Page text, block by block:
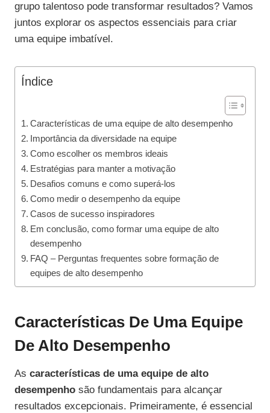
grupo talentoso pode transformar resultados? Vamos
juntos explorar os aspectos essenciais para criar
uma equipe imbatível.
Índice
Características de uma equipe de alto desempenho
Importância da diversidade na equipe
Como escolher os membros ideais
Estratégias para manter a motivação
Desafios comuns e como superá-los
Como medir o desempenho da equipe
Casos de sucesso inspiradores
Em conclusão, como formar uma equipe de alto
desempenho
FAQ – Perguntas frequentes sobre formação de
equipes de alto desempenho
Características De Uma Equipe
De Alto Desempenho
As características de uma equipe de alto
desempenho são fundamentais para alcançar
resultados excepcionais. Primeiramente, é essencial